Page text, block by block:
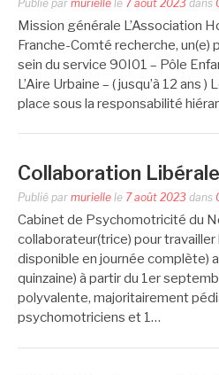
Publié par murielle le 7 août 2023 dans
Mission générale L’Association
Franche-Comté recherche, un(e)
sein du service 90I01 – Pôle
L’Aire Urbaine – ( jusqu’à 12 ans
place sous la responsabilité
Collaboration
Publié par murielle le 7 août 2023 dans
Cabinet de Psychomotricité du
collaborateur(trice) pour travailler
disponible en journée complète)
quinzaine) à partir du 1er
polyvalente, majoritairement
psychomotriciens et 1…